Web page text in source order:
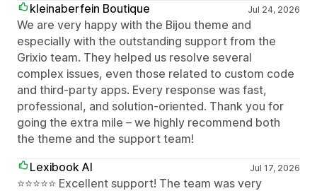
kleinaberfein Boutique
Jul 24, 2026
We are very happy with the Bijou theme and
especially with the outstanding support from the
Grixio team. They helped us resolve several
complex issues, even those related to custom code
and third-party apps. Every response was fast,
professional, and solution-oriented. Thank you for
going the extra mile – we highly recommend both
the theme and the support team!
Lexibook AI
Jul 17, 2026
⭐⭐⭐⭐⭐ Excellent support! The team was very